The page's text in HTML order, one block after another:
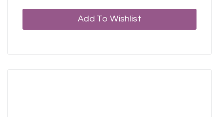
Add To Wishlist